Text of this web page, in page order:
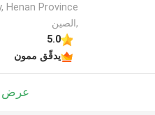
Henan Province
,الصين
5.0
يدقّق ممون
عرض